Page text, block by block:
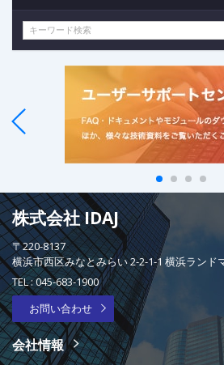
株式会社 IDAJ
〒220-8137
横浜市西区みなとみらい 2-2-1-1 横浜ランド
TEL :045-683-1900
お問い合わせ
会社情報